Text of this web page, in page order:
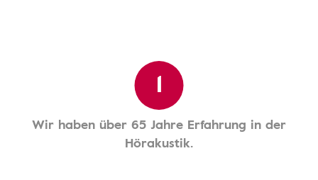
1
Wir haben über 65 Jahre Erfahrung in der
Hörakustik.